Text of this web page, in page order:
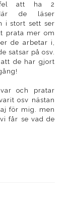
att ha 2
de läser
i stort sett ser
prata mer om
de arbetar i,
satsar på osv.
de har gjort
och pratar
osv nästan
för mig. men
får se vad de